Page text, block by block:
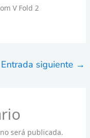
Entrada siguiente →
será publicada.